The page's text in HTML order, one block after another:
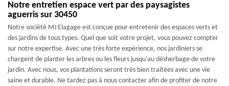
Notre entretien espace vert par des paysagistes
aguerris sur 30450
Notre société MJ Elagage est conçue pour entretenir des espaces verts et
des jardins de tous types. Quel que soit votre projet, vous pouvez compter
sur notre expertise. Avec une très forte expérience, nos jardiniers se
chargent de planter les arbres ou les fleurs jusqu'au désherbage de votre
jardin. Avec nous, vos plantations seront très bien traitées avec une vie
saine et durable. Ne tardez pas à nous contacter afin de profiter de notre